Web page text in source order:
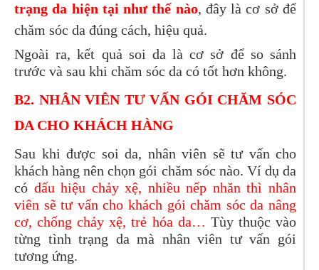
trạng da hiện tạinhư thế nào, đây là cơ sở để
chăm sóc da đúng cách, hiệu quả.
Ngoài ra, kết quả soi da là cơ sở để so sánh
trước và sau khi chăm sóc da có tốt hơn không.
B2. NHÂN VIÊN TƯ VẤN GÓI CHĂM SÓC
DA CHO KHÁCH HÀNG
Sau khi được soi da, nhân viên sẽ tư vấn cho
khách hàng nên chọn gói chăm sóc nào. Ví dụ da
có dấu hiệu chảy xệ, nhiều nếp nhăn thì nhân
viên sẽ tư vấn cho khách gói chăm sóc da nâng
cơ, chống chảy xệ, trẻ hóa da… Tùy thuộc vào
từng tình trạng da mà nhân viên tư vấn gói
tương ứng.